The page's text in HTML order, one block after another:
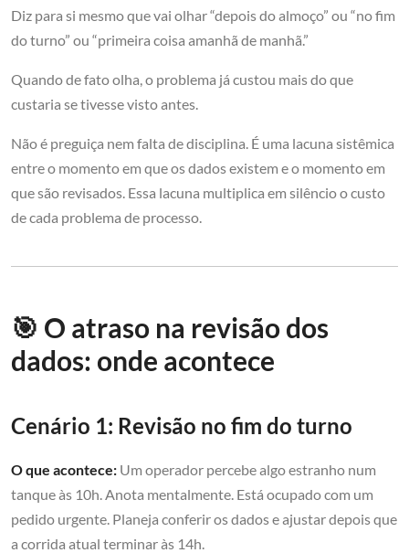
Diz para si mesmo que vai olhar “depois do almoço” ou “no fim
do turno” ou “primeira coisa amanhã de manhã.”
Quando de fato olha, o problema já custou mais do que
custaria se tivesse visto antes.
Não é preguiça nem falta de disciplina. É uma lacuna sistêmica
entre o momento em que os dados existem e o momento em
que são revisados. Essa lacuna multiplica em silêncio o custo
de cada problema de processo.
🎯 O atraso na revisão dos
dados: onde acontece
Cenário 1: Revisão no fim do turno
O que acontece: Um operador percebe algo estranho num
tanque às 10h. Anota mentalmente. Está ocupado com um
pedido urgente. Planeja conferir os dados e ajustar depois que
a corrida atual terminar às 14h.